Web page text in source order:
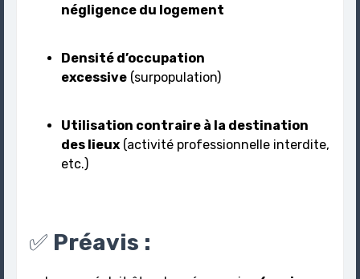
négligence du logement
Densité d’occupation
excessive (surpopulation)
Utilisation contraire à la destination
des lieux (activité professionnelle interdite,
etc.)
✅ Préavis :